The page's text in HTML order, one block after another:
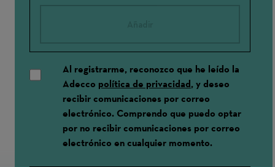
Al registrarme, reconozco que he leído la
Adecco política de privacidad , y deseo
recibir comunicaciones por correo
electrónico. Comprendo que puedo optar
por no recibir comunicaciones por correo
electrónico en cualquier momento.